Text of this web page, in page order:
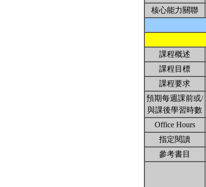
核心能力關聯
課程概述
課程目標
課程要求
預期每週課前或/
與課後學習時數
Office Hours
指定閱讀
參考書目